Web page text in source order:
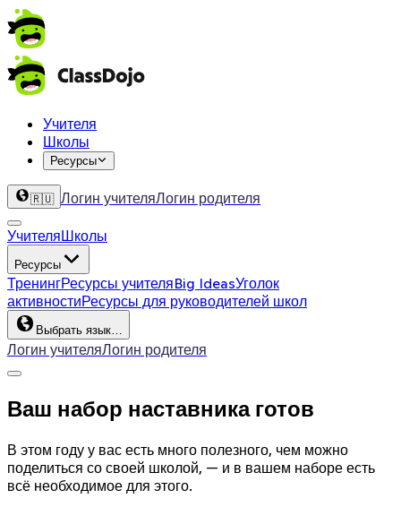
Учителя
Школы
Ресурсы
🇷🇺 Логин учителяЛогин родителя
УчителяШколы
Ресурсы
ТренингРесурсы учителяBig IdeasУголок
активностиРесурсы для руководителей школ
Выбрать язык…
Логин учителяЛогин родителя
Ваш набор наставника готов
В этом году у вас есть много полезного, чем можно
поделиться со своей школой, — и в вашем наборе есть
всё необходимое для этого.